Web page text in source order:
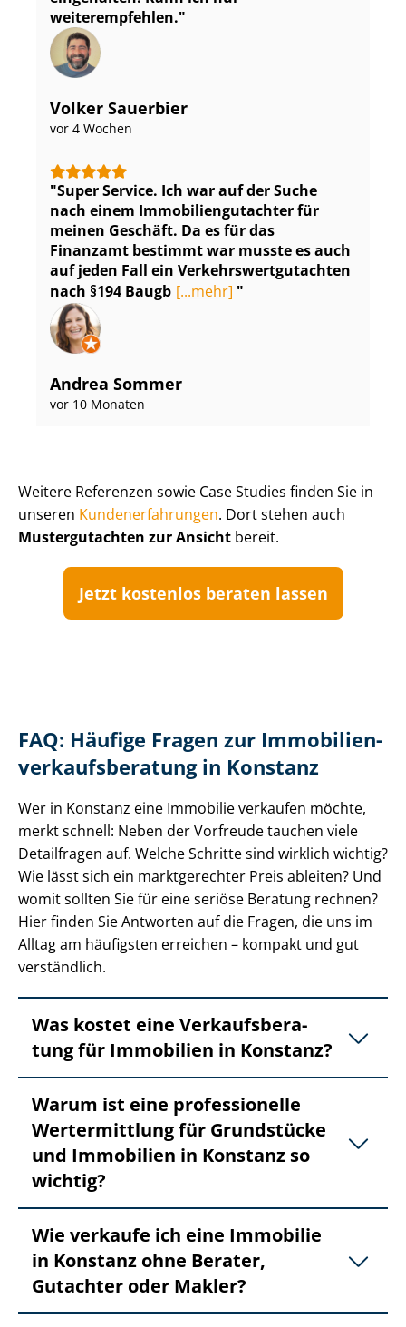
weiterempfehlen.
Volker Sauerbier
vor 4 Wochen
Super Service. Ich war auf der Suche
nach einem Im­mo­bi­li­en­gut­ach­ter für
meinen Geschäft. Da es für das
Finanzamt bestimmt war musste es auch
auf jeden Fall ein Ver­kehrs­wert­gut­ach­ten
nach §194 Baugb [...mehr]
Andrea Sommer
vor 10 Monaten
Weitere Referenzen sowie Case Studies finden Sie in
unseren Kun­de­n­er­fah­run­gen. Dort stehen auch
Mustergutachten zur Ansicht bereit.
Jetzt kostenlos beraten lassen
FAQ: Häufige Fragen zur Im­mo­bi­li­en­
ver­kaufs­be­ra­tung in Konstanz
Wer in Konstanz eine Immobilie verkaufen möchte,
merkt schnell: Neben der Vorfreude tauchen viele
Detailfragen auf. Welche Schritte sind wirklich wichtig?
Wie lässt sich ein marktgerechter Preis ableiten? Und
womit sollten Sie für eine seriöse Beratung rechnen?
Hier finden Sie Antworten auf die Fragen, die uns im
Alltag am häufigsten erreichen – kompakt und gut
verständlich.
Was kostet eine Ver­kaufs­be­ra­
tung für Immobilien in Konstanz?
Warum ist eine professionelle
Wertermittlung für Grundstücke
und Immobilien in Konstanz so
wichtig?
Wie verkaufe ich eine Immobilie
in Konstanz ohne Berater,
Gutachter oder Makler?